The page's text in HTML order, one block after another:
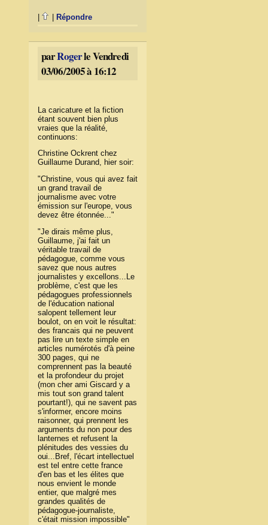
Répondre
parRogerle Vendredi
03/06/2005 à 16:12
La caricature et la fiction
étant souvent bien plus
vraies que la réalité,
continuons:
Christine Ockrent chez
Guillaume Durand, hier soir:
"Christine, vous qui avez fait
un grand travail de
journalisme avec votre
émission sur l'europe, vous
devez être étonnée..."
"Je dirais même plus,
Guillaume, j'ai fait un
véritable travail de
pédagogue, comme vous
savez que nous autres
journalistes y excellons...Le
problème, c'est que les
pédagogues professionnels
de l'éducation national
salopent tellement leur
boulot, on en voit le résultat:
des francais qui ne peuvent
pas lire un texte simple en
articles numérotés d'à peine
300 pages, qui ne
comprennent pas la beauté
et la profondeur du projet
(mon cher ami Giscard y a
mis tout son grand talent
pourtant!), qui ne savent pas
s'informer, encore moins
raisonner, qui prennent les
arguments du non pour des
lanternes et refusent la
plénitudes des vessies du
oui...Bref, l'écart intellectuel
est tel entre cette france
d'en bas et les élites que
nous envient le monde
entier, que malgré mes
grandes qualités de
pédagogue-journaliste,
c'était mission impossible"